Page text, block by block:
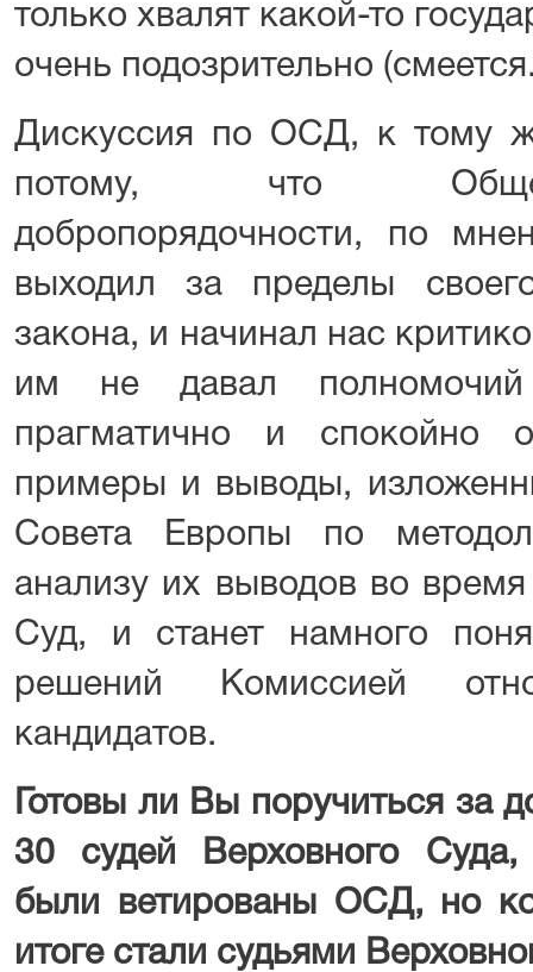
только хвалят какой-то
очень подозрительно
Дискуссия по ОСД, к тому
потому, что
добропорядочности, по
выходил за пределы
закона, и начинал нас
им не давал полномочий
прагматично и спокойно
примеры и выводы,
Совета Европы по
анализу их выводов во
Суд, и станет намного
решений Комиссией
кандидатов.
Готовы ли Вы поручиться за
30 судей Верховного Суда,
были ветированы ОСД, но
итоге стали судьями